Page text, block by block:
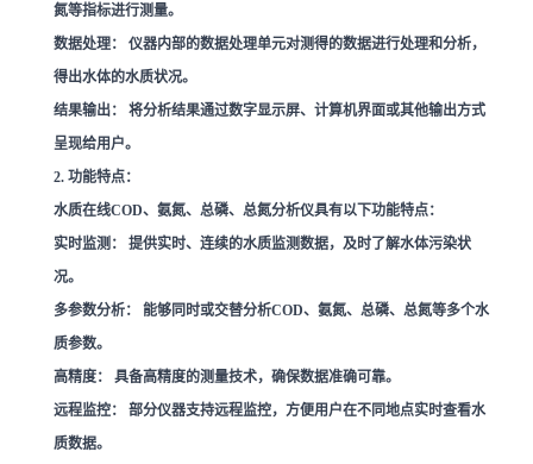
氮等指标进行测量。
数据处理：
仪器内部的数据处理单元对测得的数据进行处理和分析，
得出水体的水质状况。
结果输出：
将分析结果通过数字显示屏、计算机界面或其他输出方式
呈现给用户。
2. 功能特点：
水质在线COD、氨氮、总磷、总氮分析仪具有以下功能特点：
实时监测：
提供实时、连续的水质监测数据，及时了解水体污染状
况。
多参数分析：
能够同时或交替分析COD、氨氮、总磷、总氮等多个水
质参数。
高精度：
具备高精度的测量技术，确保数据准确可靠。
远程监控：
部分仪器支持远程监控，方便用户在不同地点实时查看水
质数据。